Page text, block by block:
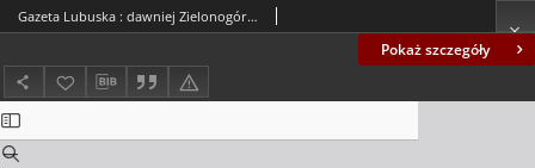
Pokaż szczegóły
Gazeta Lubuska : dawniej Zielonogórska-Gorzowska R. XLII [właśc. XLIII], nr 105 (6 maja 1994). - Wyd. 1